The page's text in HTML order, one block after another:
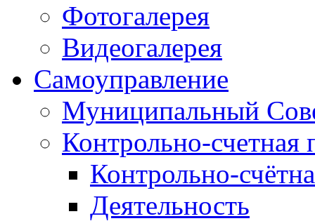
Фотогалерея
Видеогалерея
Самоуправление
Муниципальный
Контрольно-счетная
Контрольно-
Деятельность